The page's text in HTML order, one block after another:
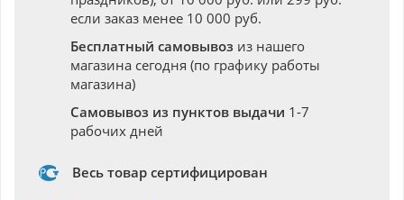
если заказ менее 10 000 руб.
Бесплатный самовывоз из нашего
магазина сегодня (по графику работы
магазина)
Самовывоз из пунктов выдачи 1-7
рабочих дней
Весь товар сертифицирован